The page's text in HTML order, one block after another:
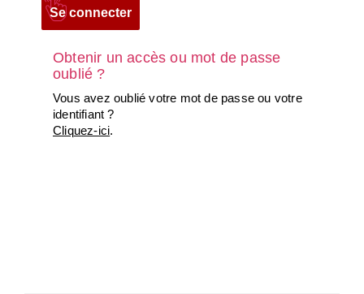
Obtenir un accès ou mot de passe
oublié ?
Vous avez oublié votre mot de passe ou votre
identifiant ?
Cliquez-ici.